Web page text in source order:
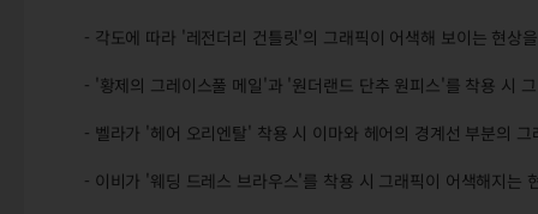
- 각도에 따라 '레전더리 건틀릿'의 그래픽이 어색해 보이는 현상
- '황제의 그레이스풀 메일'과 '원더랜드 단추 원피스'를 착용 시
- 벨라가 '헤어 오리엔탈' 착용 시 이마와 헤어의 경계선 부분의
- 이비가 '웨딩 드레스 브라우스'를 착용 시 그래픽이 어색해지는